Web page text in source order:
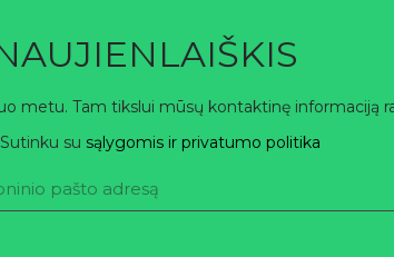
metu. Tam tikslui mūsų kontaktinę informaciją
Sutinku su sąlygomis ir privatumo politika